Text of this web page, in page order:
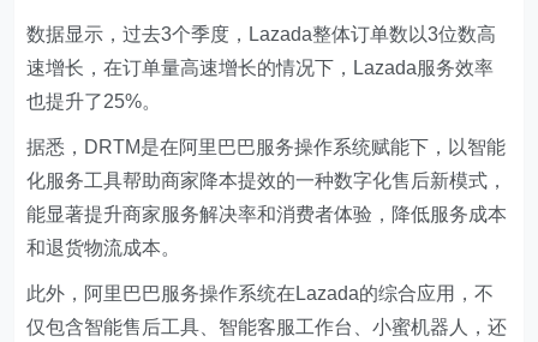
数据显示，过去3个季度，Lazada整体订单数以3位数高
速增长，在订单量高速增长的情况下，Lazada服务效率
也提升了25%。
据悉，DRTM是在阿里巴巴服务操作系统赋能下，以智能
化服务工具帮助商家降本提效的一种数字化售后新模式，
能显著提升商家服务解决率和消费者体验，降低服务成本
和退货物流成本。
此外，阿里巴巴服务操作系统在Lazada的综合应用，不
仅包含智能售后工具、智能客服工作台、小蜜机器人，还